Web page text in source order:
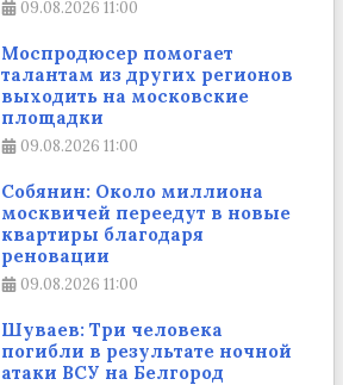
09.08.2026 11:00
Моспродюсер помогает
талантам из других регионов
выходить на московские
площадки
09.08.2026 11:00
Собянин: Около миллиона
москвичей переедут в новые
квартиры благодаря
реновации
09.08.2026 11:00
Шуваев: Три человека
погибли в результате ночной
атаки ВСУ на Белгород